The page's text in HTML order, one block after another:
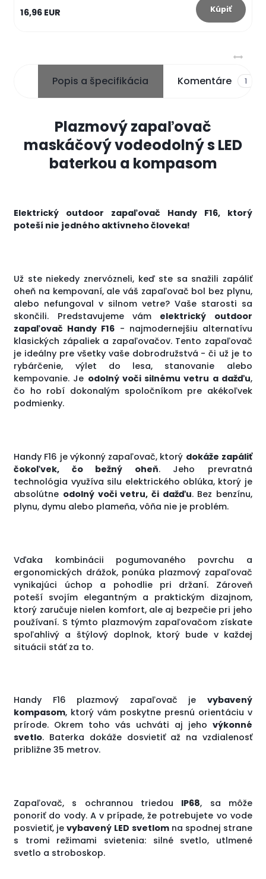
16,96 EUR
Popis a špecifikácia Komentáre 1
Plazmový zapaľovač
maskáčový vodeodolný s LED
baterkou a kompasom
Elektrický outdoor zapaľovač Handy F16, ktorý
poteší nie jedného aktívneho človeka!
Už ste niekedy znervózneli, keď ste sa snažili zapáliť
oheň na kempovaní, ale váš zapaľovač bol bez plynu,
alebo nefungoval v silnom vetre? Vaše starosti sa
skončili. Predstavujeme vám
elektrický outdoor
zapaľovač Handy F16 - najmodernejšiu alternatívu
klasických zápaliek a zapaľovačov. Tento zapaľovač
je ideálny pre všetky vaše dobrodružstvá - či už je to
rybárčenie, výlet do lesa, stanovanie alebo
kempovanie. Je odolný voči silnému vetru a dažďu,
čo ho robí dokonalým spoločníkom pre akékoľvek
podmienky.
Handy F16 je výkonný zapaľovač, ktorý dokáže zapáliť
čokoľvek, čo bežný oheň. Jeho prevratná
technológia využíva silu elektrického oblúka, ktorý je
absolútne odolný voči vetru, či dažďu. Bez benzínu,
plynu, dymu alebo plameňa, vôňa nie je problém.
Vďaka kombinácii pogumovaného povrchu a
ergonomických drážok, ponúka plazmový zapaľovač
vynikajúci úchop a pohodlie pri držaní. Zároveň
poteší svojím elegantným a praktickým dizajnom,
ktorý zaručuje nielen komfort, ale aj bezpečie pri jeho
používaní. S týmto plazmovým zapaľovačom získate
spoľahlivý a štýlový doplnok, ktorý bude v každej
situácii stáť za to.
Handy F16 plazmový zapaľovač je vybavený
kompasom, ktorý vám poskytne presnú orientáciu v
prírode. Okrem toho vás uchváti aj jeho výkonné
svetlo. Baterka dokáže dosvietiť až na vzdialenosť
približne 35 metrov.
Zapaľovač, s ochrannou triedou IP68, sa môže
ponoriť do vody. A v prípade, že potrebujete vo vode
posvietiť, je vybavený LED svetlom na spodnej strane
s tromi režimami svietenia: silné svetlo, utlmené
svetlo a stroboskop.